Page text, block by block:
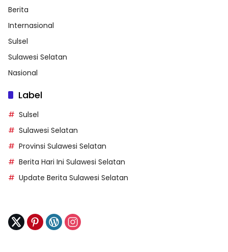
Berita
Internasional
Sulsel
Sulawesi Selatan
Nasional
Label
Sulsel
Sulawesi Selatan
Provinsi Sulawesi Selatan
Berita Hari Ini Sulawesi Selatan
Update Berita Sulawesi Selatan